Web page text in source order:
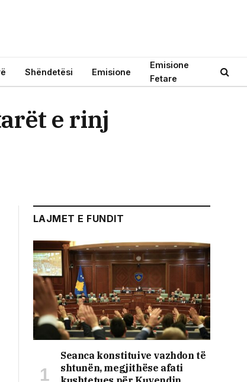
Shëndetësi Emisione
Emisione
Fetare
e rinj
LAJMET E FUNDIT
Seanca konstituive vazhdon të
shtunën, megjithëse afati